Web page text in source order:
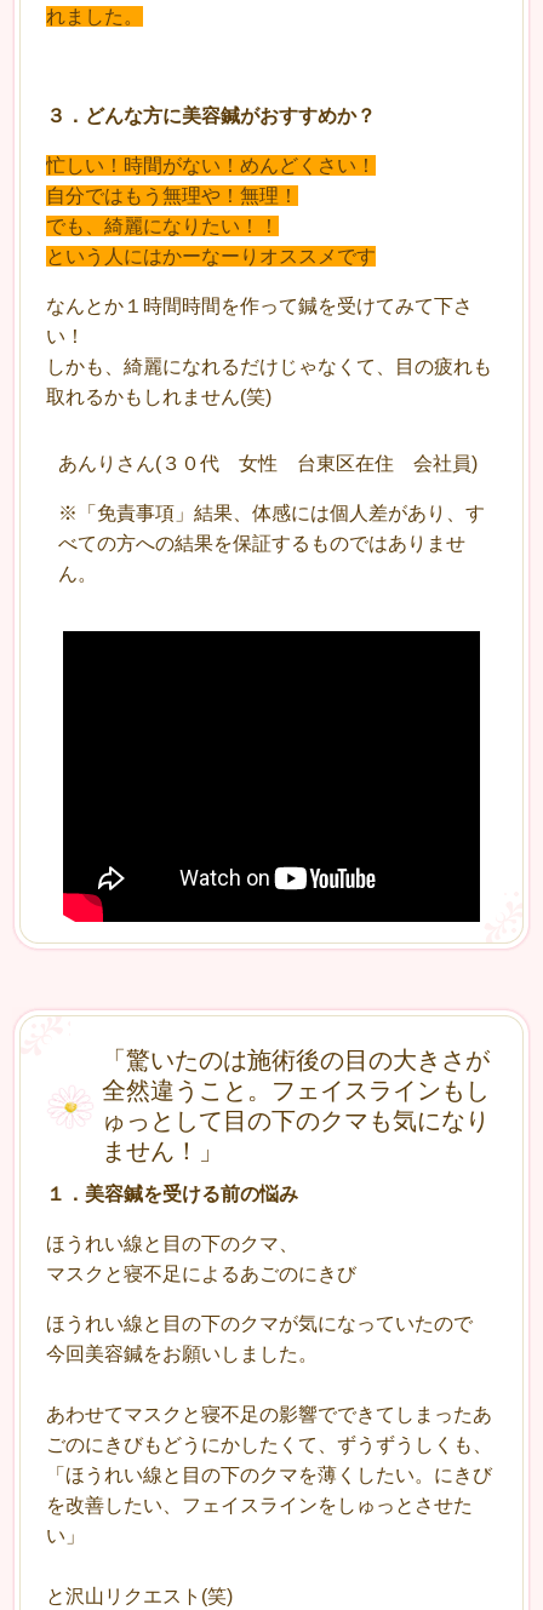
れました。
３ ． どんな方に美容鍼がおすすめか？
忙しい！時間がない！めんどくさい！
自分ではもう無理や！無理！
でも、綺麗になりたい！！
という人にはかーなーりオススメです
なんとか１時間時間を作って鍼を受けてみて下さ
い！
しかも、綺麗になれるだけじゃなくて、目の疲れも
取れるかもしれません(笑)
あんりさん(３０代 女性 台東区在住 会社員)
※「免責事項」結果、体感には個人差があり、す
べての方への結果を保証するものではありませ
ん。
「驚いたのは施術後の目の大きさが
全然違うこと。フェイスラインもし
ゅっとして目の下のクマも気になり
ません！」
１ ． 美容鍼を受ける前の悩み
ほうれい線と目の下のクマ、
マスクと寝不足によるあごのにきび
ほうれい線と目の下のクマが気になっていたので
今回美容鍼をお願いしました。
あわせてマスクと寝不足の影響でできてしまったあ
ごのにきびもどうにかしたくて、ずうずうしくも、
「ほうれい線と目の下のクマを薄くしたい。にきび
を改善したい、フェイスラインをしゅっとさせた
い」
と沢山リクエスト(笑)